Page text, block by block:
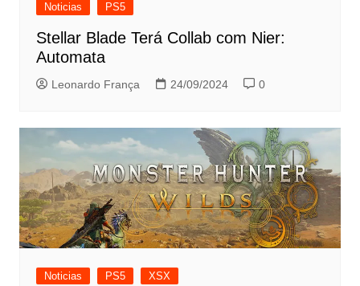
Noticias PS5
Stellar Blade Terá Collab com Nier:
Automata
Leonardo França 24/09/2024 0
Noticias PS5 XSX